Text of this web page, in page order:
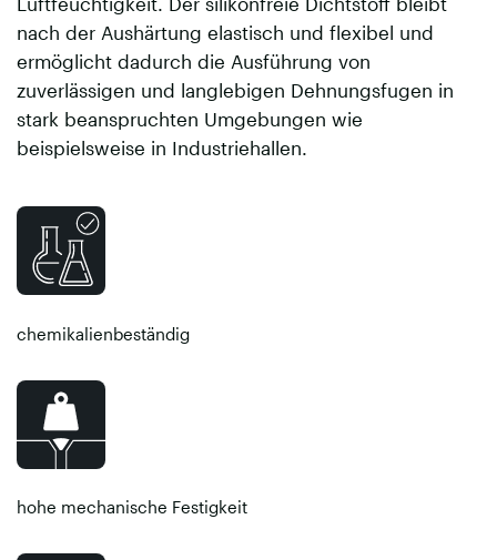
nach der Aushärtung elastisch und flexibel und
ermöglicht dadurch die Ausführung von
zuverlässigen und langlebigen Dehnungsfugen in
stark beanspruchten Umgebungen wie
beispielsweise in Industriehallen.
chemikalienbeständig
hohe mechanische Festigkeit